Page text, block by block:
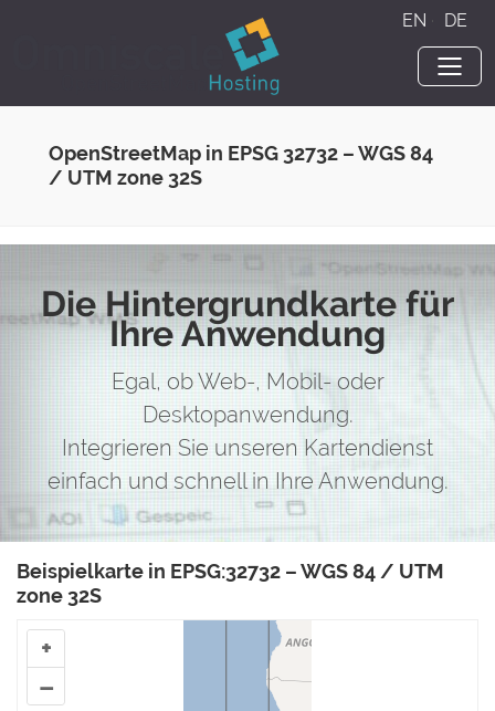
EN · DE
OpenStreetMap in EPSG 32732 – WGS 84
/ UTM zone 32S
Die Hintergrundkarte für
Ihre Anwendung
Egal, ob Web-, Mobil- oder
Desktopanwendung.
Integrieren Sie unseren Kartendienst
einfach und schnell in Ihre Anwendung.
Beispielkarte in EPSG:32732 – WGS 84 / UTM
zone 32S
+
–